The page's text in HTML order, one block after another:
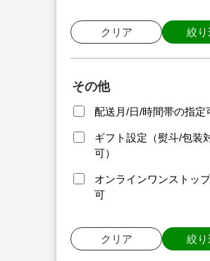
クリア 絞り
その他
配送月/日/時間帯の指定
ギフト設定（熨斗/包装
可）
オンラインワンストッ
可
クリア 絞り